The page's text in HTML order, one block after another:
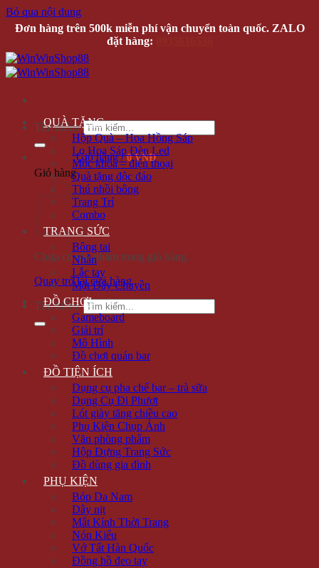
Bỏ qua nội dung
Đơn hàng trên 500k miễn phí vận chuyển toàn quốc. ZALO
đặt hàng:
Tìm kiếm:
Giỏ hàng /0 VNĐ
Giỏ hàng
Chưa có sản phẩm trong giỏ hàng.
Quay trở lại cửa hàng
Tìm kiếm:
QUÀ TẶNG
Hộp Quà – Hoa Hồng Sáp
Lọ Hoa Sáp Đèn Led
Móc khóa – điện thoại
Quà tặng độc đáo
Thú nhồi bông
Trang Trí
Combo
TRANG SỨC
Bông tai
Nhẫn
Lắc tay
Mặt Dây Chuyền
ĐỒ CHƠI
Gameboard
Giải trí
Mô Hình
Đồ chơi quán bar
ĐỒ TIỆN ÍCH
Dụng cụ pha chế bar – trà sữa
Dụng Cụ Đi Phượt
Lót giày tăng chiều cao
Phụ Kiện Chụp Ảnh
Văn phòng phẩm
Hộp Đựng Trang Sức
Đồ dùng gia đình
PHỤ KIỆN
Bóp Da Nam
Dây nịt
Mắt Kính Thời Trang
Nón Kiểu
Vớ Tất Hàn Quốc
Đồng hồ đeo tay